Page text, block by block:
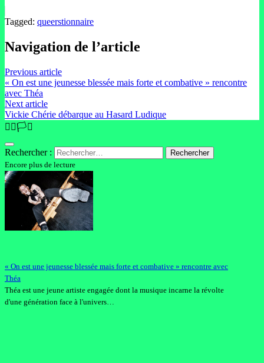
Tagged: queerstionnaire
Navigation de l’article
Previous article
« On est une jeunesse blessée mais forte et combative » rencontre
avec Théa
Next article
Vickie Chérie débarque au Hasard Ludique
🏳️‍🌈🏳️‍⚧️
Rechercher :
Encore plus de lecture
« On est une jeunesse blessée mais forte et combative » rencontre avec
Théa
Théa est une jeune artiste engagée dont la musique incarne la révolte
d'une génération face à l'univers…